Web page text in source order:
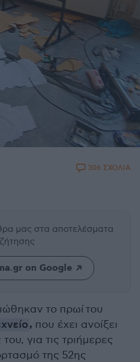
306 ΣΧΟΛΙΑ
μας στα αποτελέσματα
on Google
το πρωί του
, που έχει ανοίξει
για τις τριήμερες
της 52ης